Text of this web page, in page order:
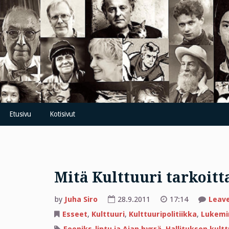
Skip
to
content
Etusivu Kotisivut
Mitä Kulttuuri
by Juha Siro 28.9.2011 17:14
Esseet, Kulttuuri, Kulttuuripolitiikka,